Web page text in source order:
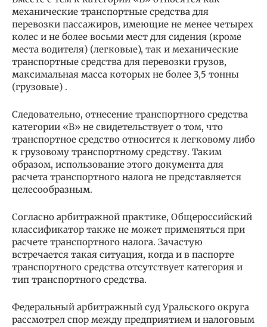
механические транспортные средства для
перевозки пассажиров, имеющие не менее четырех
колес и не более восьми мест для сидения (кроме
места водителя) (легковые), так и механические
транспортные средства для перевозки грузов,
максимальная масса которых не более 3,5 тонны
(грузовые) .
Следовательно, отнесение транспортного средства
категории «В» не свидетельствует о том, что
транспортное средство относится к легковому либо
к грузовому транспортному средству. Таким
образом, использование этого документа для
расчета транспортного налога не представляется
целесообразным.
Согласно арбитражной практике, Общероссийский
классификатор также не может применяться при
расчете транспортного налога. Зачастую
встречается такая ситуация, когда и в паспорте
транспортного средства отсутствует категория и
тип транспортного средства.
Федеральный арбитражный суд Уральского округа
рассмотрел спор между предприятием и налоговым